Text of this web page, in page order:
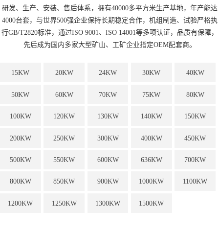
研发、生产、安装、售后体系，拥有40000多平方米生产基地，年产能达
4000台套，与世界500强企业保持长期稳定合作，机组制造、试验严格执
行GB/T2820标准，通过ISO 9001、ISO 14001等多项认证，品质有保障，
先后成为国内多家大型矿山、工矿企业指定OEM配套商。
15KW 20KW 24KW 30KW 40KW
50KW 60KW 70KW 75KW 80KW
100KW 120KW 130KW 140KW 150KW
200KW 250KW 300KW 400KW 450KW
500KW 550KW 600KW 636KW 700KW
800KW 850KW 900KW 1000KW 1100KW
1200KW 1250KW 1300KW 1500KW